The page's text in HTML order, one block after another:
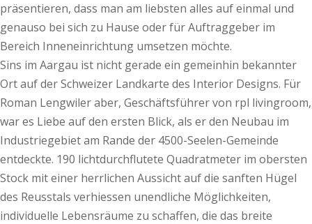
präsentieren, dass man am liebsten alles auf einmal und
genauso bei sich zu Hause oder für Auftraggeber im
Bereich Inneneinrichtung umsetzen möchte.
Sins im Aargau ist nicht gerade ein gemeinhin bekannter
Ort auf der Schweizer Landkarte des Interior Designs. Für
Roman Lengwiler aber, Geschäftsführer von rpl livingroom,
war es Liebe auf den ersten Blick, als er den Neubau im
Industriegebiet am Rande der 4500-Seelen-Gemeinde
entdeckte. 190 lichtdurchflutete Quadratmeter im obersten
Stock mit einer herrlichen Aussicht auf die sanften Hügel
des Reusstals verhiessen unendliche Möglichkeiten,
individuelle Lebensräume zu schaffen, die das breite